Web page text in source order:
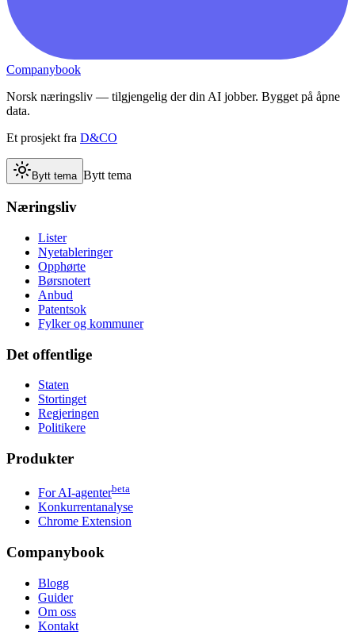
Companybook
Norsk næringsliv — tilgjengelig der din AI jobber. Bygget på åpne
data.
Et prosjekt fra D&CO
Bytt tema Bytt tema
Næringsliv
Lister
Nyetableringer
Opphørte
Børsnotert
Anbud
Patentsok
Fylker og kommuner
Det offentlige
Staten
Stortinget
Regjeringen
Politikere
Produkter
For AI-agenterbeta
Konkurrentanalyse
Chrome Extension
Companybook
Blogg
Guider
Om oss
Kontakt